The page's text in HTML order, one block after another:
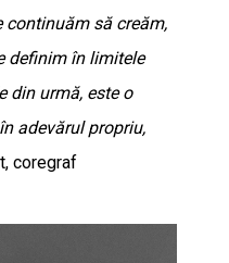
continuăm să creăm,
definim în limitele
din urmă, este o
adevărul propriu,
coregraf